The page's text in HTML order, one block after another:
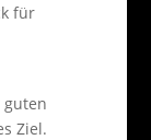
für
guten
Ziel.